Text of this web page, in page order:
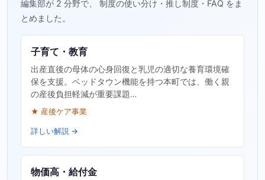
編集部が 2 分野で、 制度の使い分け・推し制度・FAQ をま
とめました。
子育て・教育
出産直後の母体の心身回復と乳児の適切な養育環境確
保を支援。ベッドタウン機能を持つ本町では、働く親
の産後負担軽減が重要課題…
★ 産後ケア事業
詳しい解説 →
物価高・給付金